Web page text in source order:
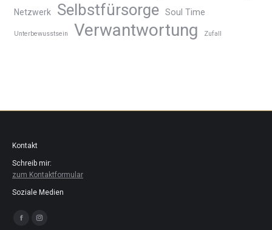
Netzwerk
Selbstfürsorge Soul Time
Unterbewusstsein Verwantwortung Zufall
Kontakt
Schreib mir:
zum Kontaktformular
Soziale Medien
Finden Sie uns auf:
FacebookInstagram